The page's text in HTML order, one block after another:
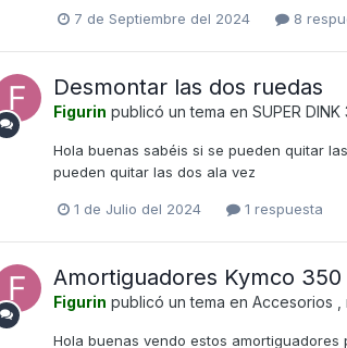
7 de Septiembre del 2024 8
Desmontar las dos ruedas
Figurin publicó un tema en SUPER DINK
Hola buenas sabéis si se pueden quitar
pueden quitar las dos ala vez
1 de Julio del 2024 1 respuesta
Amortiguadores Kymco 350
Figurin publicó un tema en Accesorios ,
Hola buenas vendo estos